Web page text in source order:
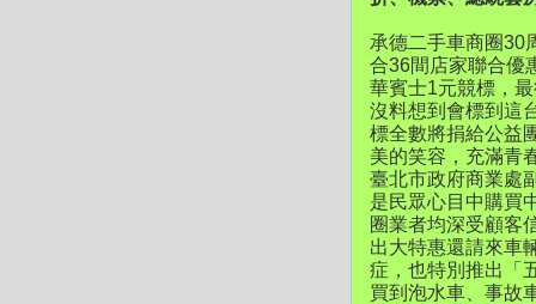
承德二手車商圈30
合36間店家聯合優
華賓士1元競標，
沒料想到會標到這
標全數將捐給公益
美的笑容，充滿青
臺北市政府商業處
是民眾心目中購買
圈業者均深受顧客
出大特惠還請來車
症，也特別推出「
買到泡水車、事故